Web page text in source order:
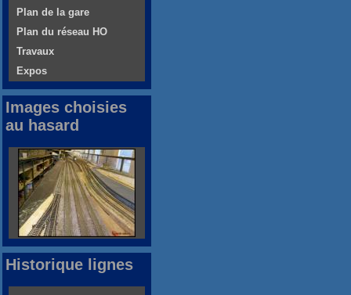
Plan de la gare
Plan du réseau HO
Travaux
Expos
Images choisies
au hasard
Historique lignes